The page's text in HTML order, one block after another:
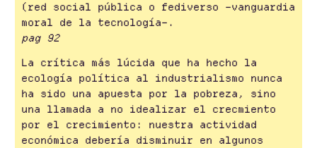
(red social pública o fediverso –vanguardia
moral de la tecnología–.
pag 92
La crítica más lúcida que ha hecho la
ecología política al industrialismo nunca
ha sido una apuesta por la pobreza, sino
una llamada a no idealizar el crecmiento
por el crecimiento: nuestra actividad
económica debería disminuir en algunos